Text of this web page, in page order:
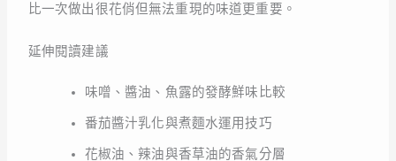
比一次做出很花俏但無法重現的味道更重要。
延伸閱讀建議
味噌、醬油、魚露的發酵鮮味比較
番茄醬汁乳化與煮麵水運用技巧
花椒油、辣油與香草油的香氣分層